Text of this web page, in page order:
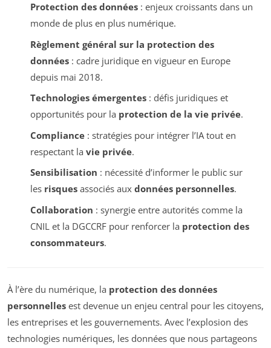
Protection des données: enjeux croissants dans un
monde de plus en plus numérique.
Règlement général sur la protection des
données: cadre juridique en vigueur en Europe
depuis mai 2018.
Technologies émergentes: défis juridiques et
opportunités pour la protection de la vie privée.
Compliance: stratégies pour intégrer l’IA tout en
respectant la vie privée.
Sensibilisation : nécessité d’informer le public sur
les risquesassociés aux données personnelles.
Collaboration : synergie entre autorités comme la
CNIL et la DGCCRF pour renforcer la protection des
consommateurs.
À l’ère du numérique, la protection des données
personnelles est devenue un enjeu central pour les citoyens,
les entreprises et les gouvernements. Avec l’explosion des
technologies numériques, les données que nous partageons